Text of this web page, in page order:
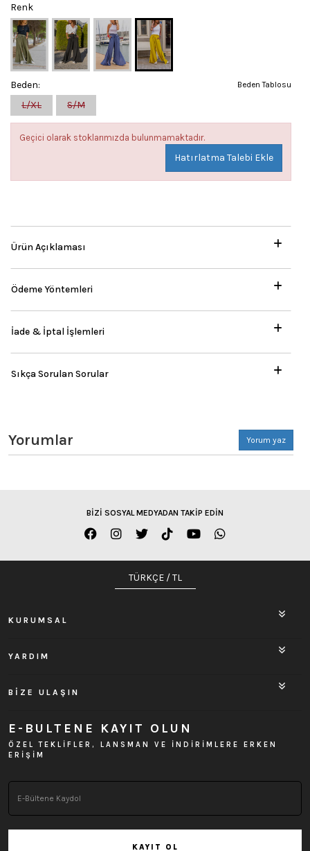
Renk
Beden Tablosu
Beden:
L/XL
S/M
Geçici olarak stoklarımızda bulunmamaktadır.
Hatırlatma Talebi Ekle
Ürün Açıklaması
Ödeme Yöntemleri
İade & İptal İşlemleri
Sıkça Sorulan Sorular
Yorumlar Yorum yaz
BİZİ SOSYAL MEDYADAN TAKİP EDİN
TÜRKÇE / TL
KURUMSAL
YARDIM
BİZE ULAŞIN
E-BULTENE KAYIT OLUN
ÖZEL TEKLİFLER, LANSMAN VE İNDİRİMLERE ERKEN
ERİŞİM
KAYIT OL